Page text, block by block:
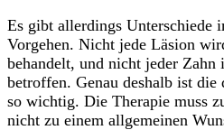
Es gibt allerdings Unterschiede
Vorgehen. Nicht jede Läsion
behandelt, und nicht jeder Zahn
betroffen. Genau deshalb ist
so wichtig. Die Therapie muss
nicht zu einem allgemeinen